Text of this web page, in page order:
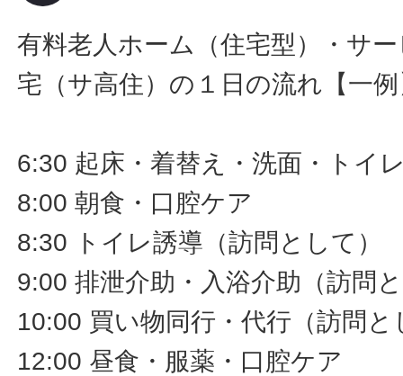
有料老人ホーム（住宅型）・サ
宅（サ高住）の１日の流れ【一
6:30 起床・着替え・洗面・トイ
8:00 朝食・口腔ケア
8:30 トイレ誘導（訪問として）
9:00 排泄介助・入浴介助（訪問
10:00 買い物同行・代行（訪問と
12:00 昼食・服薬・口腔ケア